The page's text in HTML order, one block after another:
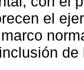
el